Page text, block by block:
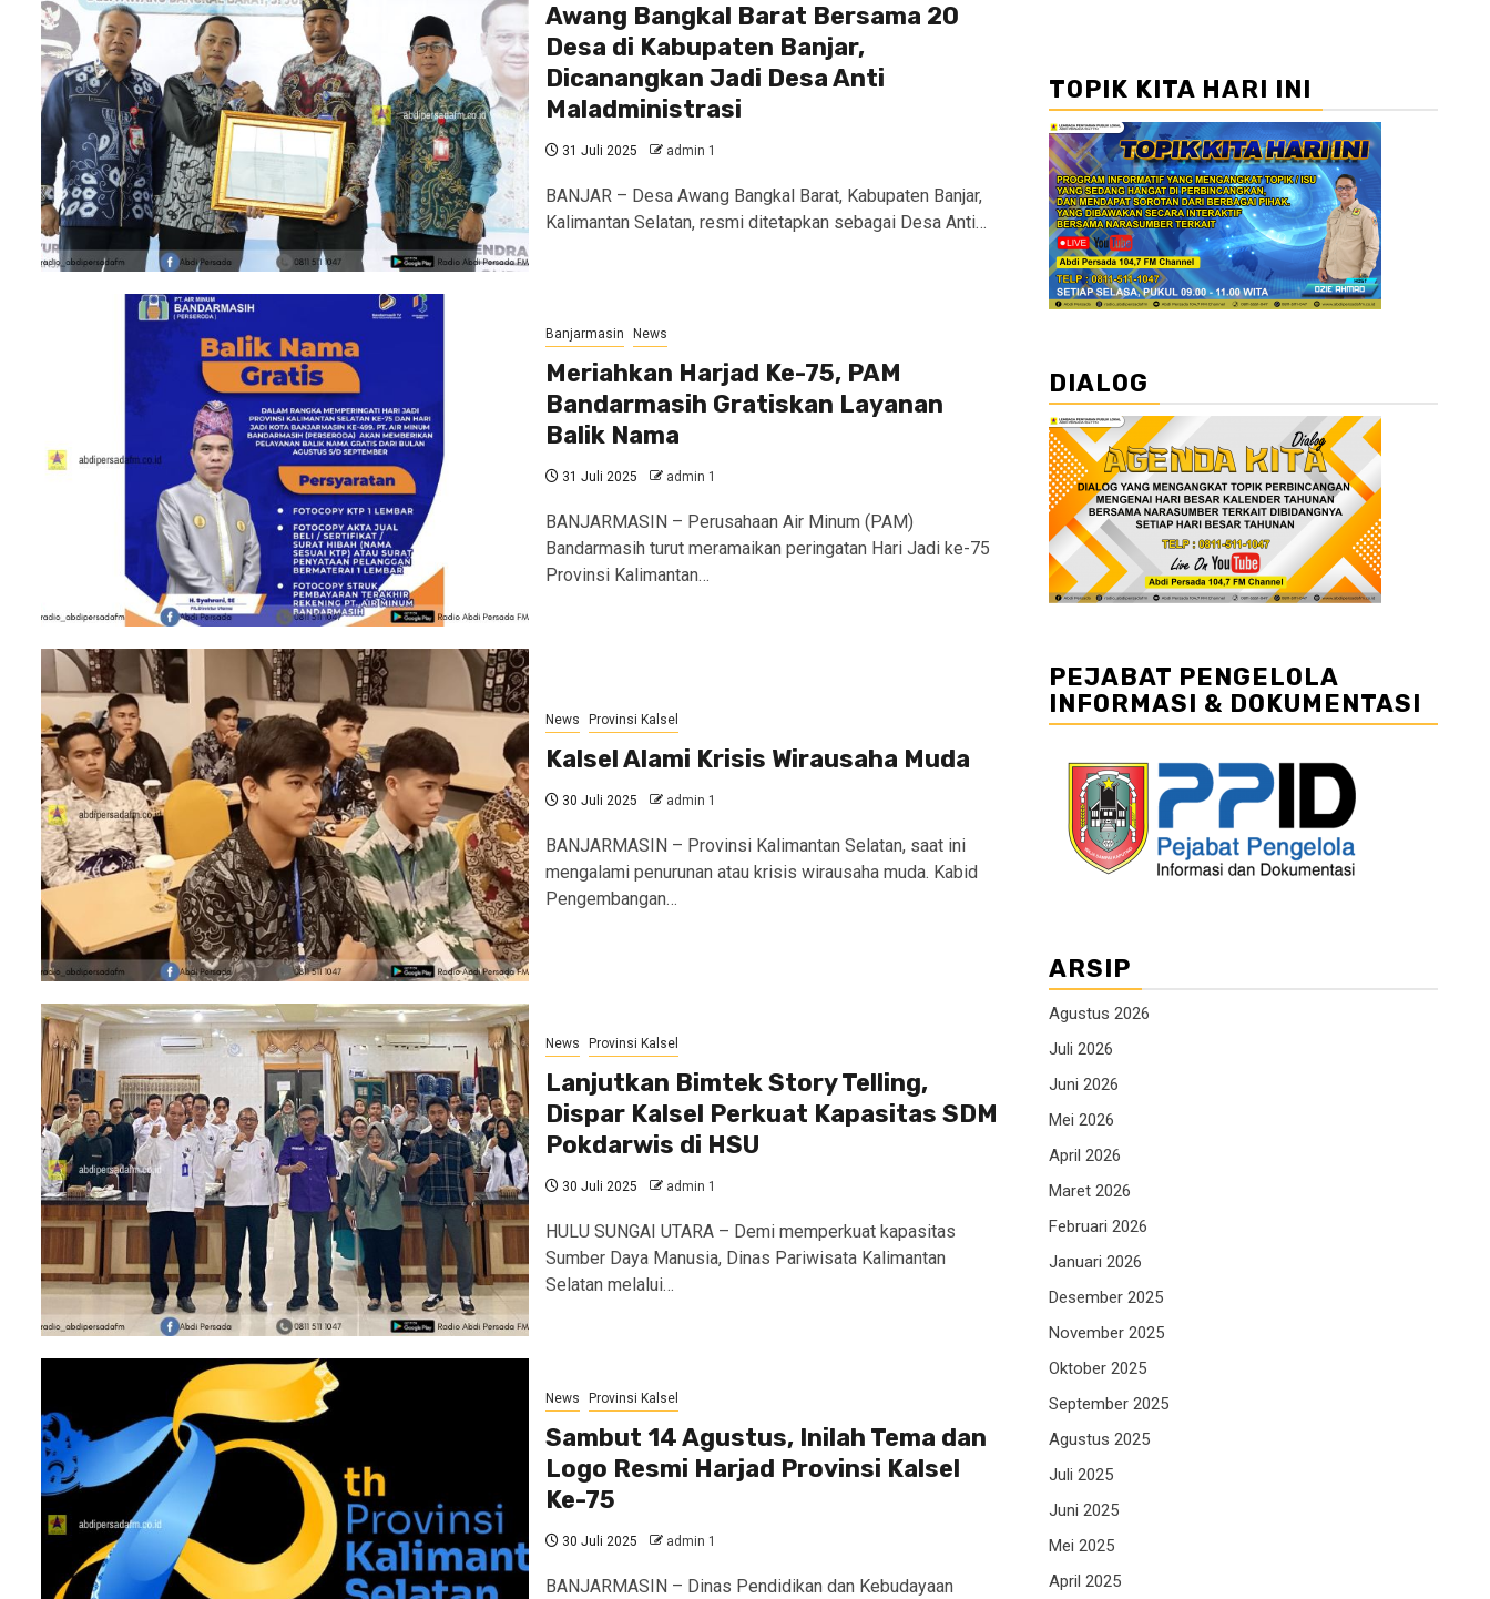
Awang Bangkal Barat Bersama 20
Desa di Kabupaten Banjar,
Dicanangkan Jadi Desa Anti
Maladministrasi
31 Juli 2025 admin 1
BANJAR – Desa Awang Bangkal Barat, Kabupaten Banjar,
Kalimantan Selatan, resmi ditetapkan sebagai Desa Anti…
Banjarmasin News
Meriahkan Harjad Ke-75, PAM
Bandarmasih Gratiskan Layanan
Balik Nama
31 Juli 2025 admin 1
BANJARMASIN – Perusahaan Air Minum (PAM)
Bandarmasih turut meramaikan peringatan Hari Jadi ke-75
Provinsi Kalimantan…
News Provinsi Kalsel
Kalsel Alami Krisis Wirausaha Muda
30 Juli 2025 admin 1
BANJARMASIN – Provinsi Kalimantan Selatan, saat ini
mengalami penurunan atau krisis wirausaha muda. Kabid
Pengembangan…
News Provinsi Kalsel
Lanjutkan Bimtek Story Telling,
Dispar Kalsel Perkuat Kapasitas SDM
Pokdarwis di HSU
30 Juli 2025 admin 1
HULU SUNGAI UTARA – Demi memperkuat kapasitas
Sumber Daya Manusia, Dinas Pariwisata Kalimantan
Selatan melalui…
News Provinsi Kalsel
Sambut 14 Agustus, Inilah Tema dan
Logo Resmi Harjad Provinsi Kalsel
Ke-75
30 Juli 2025 admin 1
BANJARMASIN – Dinas Pendidikan dan Kebudayaan
TOPIK KITA HARI INI
DIALOG
PEJABAT PENGELOLA
INFORMASI & DOKUMENTASI
ARSIP
Agustus 2026
Juli 2026
Juni 2026
Mei 2026
April 2026
Maret 2026
Februari 2026
Januari 2026
Desember 2025
November 2025
Oktober 2025
September 2025
Agustus 2025
Juli 2025
Juni 2025
Mei 2025
April 2025